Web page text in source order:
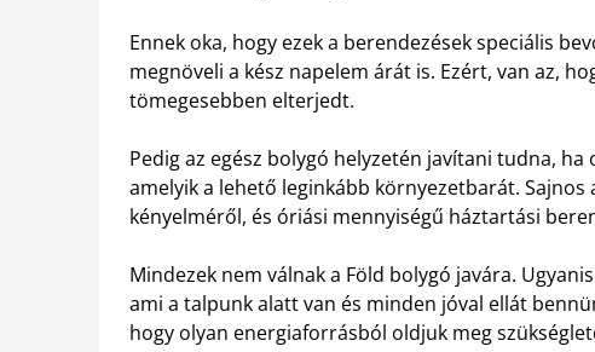
Ennek oka, hogy ezek a berendezések speciális
megnöveli a kész napelem árát is. Ezért, van az,
tömegesebben elterjedt.
Pedig az egész bolygó helyzetén javítani tudna,
amelyik a lehető leginkább környezetbarát.
kényelméről, és óriási mennyiségű háztartási
Mindezek nem válnak a Föld bolygó javára.
ami a talpunk alatt van és minden jóval ellát
hogy olyan energiaforrásból oldjuk meg